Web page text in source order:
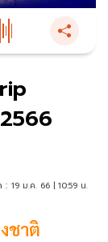
: 19 ม.ค. 66 | 10:59 น.
ชาติ